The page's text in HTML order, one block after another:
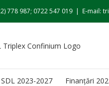
778 987; 0722 547 019 | E-mail:
SDL 2023-2027 Finanțări